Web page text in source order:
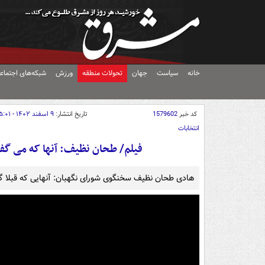
خانه سیاست جهان تحولات منطقه ورزش شبکه‌های
کد خبر1579602 تاریخ انتشار: ۹ اسفند ۱۴۰۲ - ۱۵:۰۱
انتخابات
فیلم/ طحان نظیف: آنها که می
هادی طحان نظیف سخنگوی شورای نگهبان: آنهایی که قبلا